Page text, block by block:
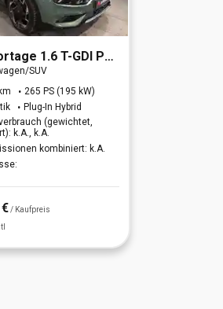
1.6 T-GDI PHEV GT-Line 4WD
SUV
265 PS (195 kW)
Plug-In Hybrid
(gewichtet,
k.A., k.A.
kombiniert: k.A.
/ Kaufpreis